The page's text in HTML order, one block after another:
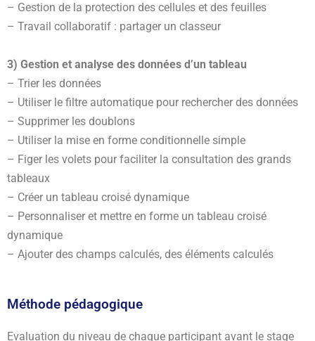
– Gestion de la protection des cellules et des feuilles
– Travail collaboratif : partager un classeur
3) Gestion et analyse des données d’un tableau
– Trier les données
– Utiliser le filtre automatique pour rechercher des données
– Supprimer les doublons
– Utiliser la mise en forme conditionnelle simple
– Figer les volets pour faciliter la consultation des grands
tableaux
– Créer un tableau croisé dynamique
– Personnaliser et mettre en forme un tableau croisé
dynamique
– Ajouter des champs calculés, des éléments calculés
Méthode pédagogique
Evaluation du niveau de chaque participant avant le stage